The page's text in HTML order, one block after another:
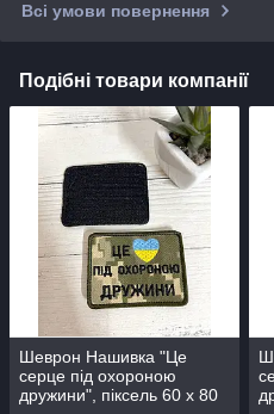
Всі умови повернення
Подібні товари компанії
Шеврон Нашивка "Це
серце під охороною
дружини", піксель 60 х 80